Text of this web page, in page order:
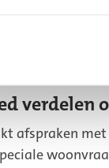
maken
zorg.
verdelen
afspraken